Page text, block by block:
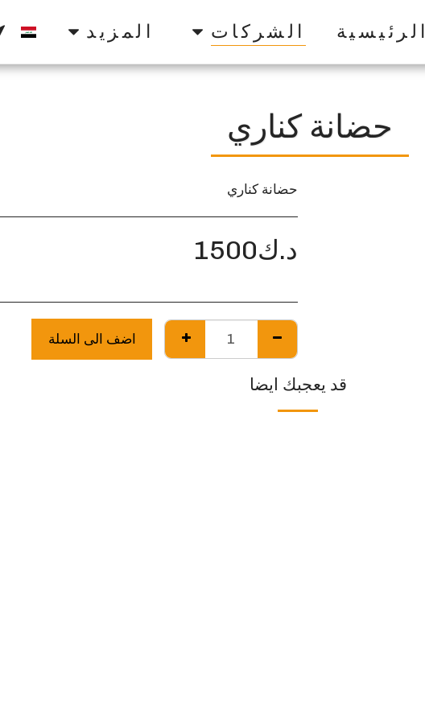
الرئيسية الشركات المزيد
حضانة كناري
حضانة كناري
د.ك1500
اضف الى السلة
قد يعجبك ايضا